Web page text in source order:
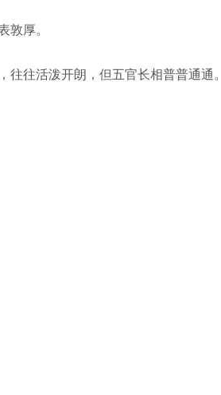
敦厚。
往活泼开朗，但五官长相普普通通。